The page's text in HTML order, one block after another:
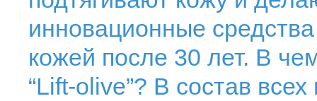
инновационные
кожей после 30 лет. В
“Lift-olive”? В состав